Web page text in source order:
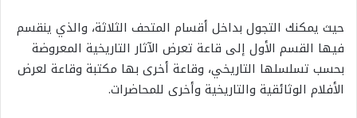
حيث يمكنك التجول بداخل أقسام المتحف الثلاثة، والذي ينقسم
فيها القسم الأول إلى قاعة تعرض الآثار التاريخية المعروضة
بحسب تسلسلها التاريخي، وقاعة أخرى بها مكتبة وقاعة لعرض
الأفلام الوثائقية والتاريخية وأخرى للمحاضرات.